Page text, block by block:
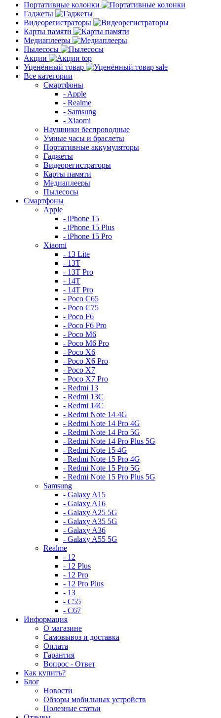
Портативные колонки
Гаджеты
Видеорегистраторы
Карты памяти
Медиаплееры
Пылесосы
Акции
top
Уценённый товар
sale
Все категории
Смартфоны
- Apple
- Realme
- Samsung
- Xiaomi
Наушники беспроводные
Умные часы и браслеты
Портативные аккумуляторы
Гаджеты
Видеорегистраторы
Карты памяти
Медиаплееры
Пылесосы
Смартфоны
Apple
- iPhone 15
- iPhone 15 Plus
- iPhone 15 Pro
Xiaomi
- 13 Lite
- 13T
- 13T Pro
- 14T
- 14T Pro
- Poco C65
- Poco C75
- Poco F6
- Poco F6 Pro
- Poco M6
- Poco M6 Pro
- Poco X6
- Poco X6 Pro
- Poco X7
- Poco X7 Pro
- Redmi 13
- Redmi 13C
- Redmi 14C
- Redmi Note 14 4G
- Redmi Note 14 Pro 4G
- Redmi Note 14 Pro 5G
- Redmi Note 14 Pro Plus 5G
- Redmi Note 15 4G
- Redmi Note 15 Pro 4G
- Redmi Note 15 Pro 5G
- Redmi Note 15 Pro Plus 5G
Samsung
- Galaxy A15
- Galaxy A16
- Galaxy A25 5G
- Galaxy A35 5G
- Galaxy A36
- Galaxy A55 5G
Realme
- 12
- 12 Plus
- 12 Pro
- 12 Pro Plus
- 13
- C55
- C67
Информация
О магазине
Самовывоз и доставка
Оплата
Гарантия
Вопрос - Ответ
Как купить?
Блог
Новости
Обзоры мобильных устройств
Полезные статьи